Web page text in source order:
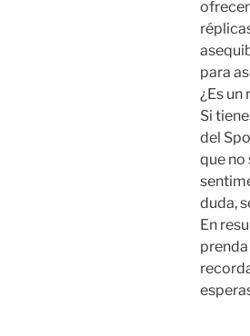
para
¿Es un
Si
del
que no
duda,
En